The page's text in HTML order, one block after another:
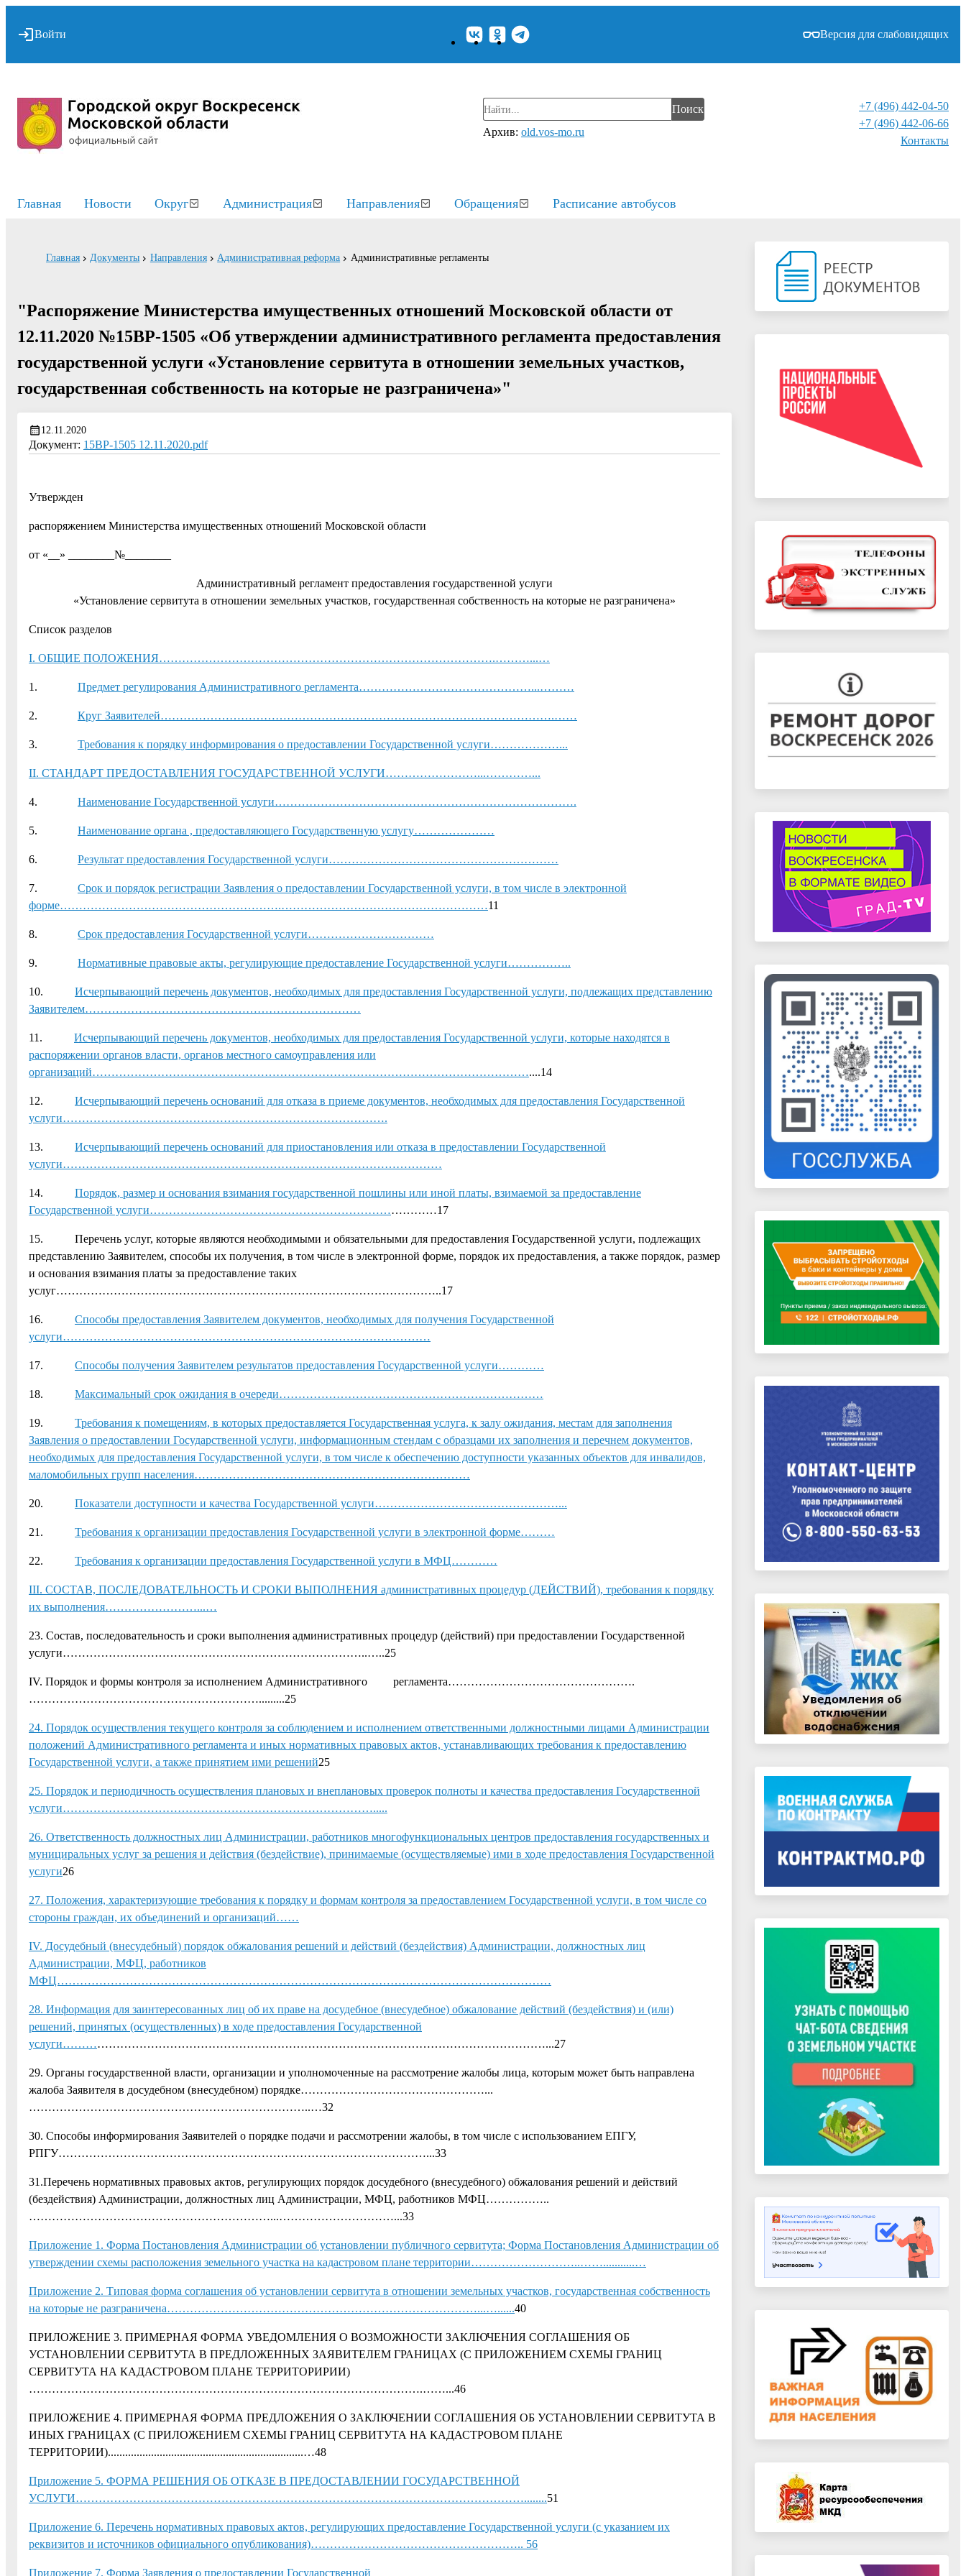
Войти Версия для слабовидящих
Поиск
Архив: old.vos-mo.ru
+7 (496) 442-04-50
+7 (496) 442-06-66
Контакты⁠
Главная Новости Округ Администрация Направления Обращения Расписание автобусов
Главная Документы Направления Административная реформа Административные регламенты
"Распоряжение Министерства имущественных отношений Московской области от
12.11.2020 №15ВР-1505 «Об утверждении административного регламента предоставления
государственной услуги «Установление сервитута в отношении земельных участков,
государственная собственность на которые не разграничена»"
12.11.2020
Документ: 15ВР-1505 12.11.2020.pdf
Утвержден
распоряжением Министерства имущественных отношений Московской области
от «__» ________№________
Административный регламент предоставления государственной услуги
«Установление сервитута в отношении земельных участков, государственная собственность на которые не разграничена»
Список разделов
I. ОБЩИЕ ПОЛОЖЕНИЯ…………………………………………………………………………….………...…
1. Предмет регулирования Административного регламента………………………………………...………
2. Круг Заявителей………………………………………………………………………………………….……
3. Требования к порядку информирования о предоставлении Государственной услуги………………...
II. СТАНДАРТ ПРЕДОСТАВЛЕНИЯ ГОСУДАРСТВЕННОЙ УСЛУГИ……………………...…………...
4. Наименование Государственной услуги…………………………………………………………………….
5. Наименование органа , предоставляющего Государственную услугу…………………
6. Результат предоставления Государственной услуги……………………………………………………
7. Срок и порядок регистрации Заявления о предоставлении Государственной услуги, в том числе в электронной
форме………………………………………………….………………………………………………11
8. Срок предоставления Государственной услуги……………………………
9. Нормативные правовые акты, регулирующие предоставление Государственной услуги……………..
10. Исчерпывающий перечень документов, необходимых для предоставления Государственной услуги, подлежащих представлению
Заявителем………………………………………………………………
11. Исчерпывающий перечень документов, необходимых для предоставления Государственной услуги, которые находятся в
распоряжении органов власти, органов местного самоуправления или
организаций……………………………………………………………………………………………………....14
12. Исчерпывающий перечень оснований для отказа в приеме документов, необходимых для предоставления Государственной
услуги………………………………………………………………………….
13. Исчерпывающий перечень оснований для приостановления или отказа в предоставлении Государственной
услуги………………………………………………………………………………………
14. Порядок, размер и основания взимания государственной пошлины или иной платы, взимаемой за предоставление
Государственной услуги…………………………………………………………………17
15. Перечень услуг, которые являются необходимыми и обязательными для предоставления Государственной услуги, подлежащих
представлению Заявителем, способы их получения, в том числе в электронной форме, порядок их предоставления, а также порядок, размер
и основания взимания платы за предоставление таких
услуг………………………………………………………………………………………..17
16. Способы предоставления Заявителем документов, необходимых для получения Государственной
услуги……………………………………………………………………………………
17. Способы получения Заявителем результатов предоставления Государственной услуги…………
18. Максимальный срок ожидания в очереди……………………………………………………………
19. Требования к помещениям, в которых предоставляется Государственная услуга, к залу ожидания, местам для заполнения
Заявления о предоставлении Государственной услуги, информационным стендам с образцами их заполнения и перечнем документов,
необходимых для предоставления Государственной услуги, в том числе к обеспечению доступности указанных объектов для инвалидов,
маломобильных групп населения………………………………………………………………
20. Показатели доступности и качества Государственной услуги…………………………………………...
21. Требования к организации предоставления Государственной услуги в электронной форме………
22. Требования к организации предоставления Государственной услуги в МФЦ…………
III. СОСТАВ, ПОСЛЕДОВАТЕЛЬНОСТЬ И СРОКИ ВЫПОЛНЕНИЯ административных процедур (ДЕЙСТВИЙ), требования к порядку
их выполнения……………………...…
23. Состав, последовательность и сроки выполнения административных процедур (действий) при предоставлении Государственной
услуги……………………………………………………………………..…..25
IV. Порядок и формы контроля за исполнением Административного регламента………………………………………….
…………………………………………………….........25
24. Порядок осуществления текущего контроля за соблюдением и исполнением ответственными должностными лицами Администрации
положений Административного регламента и иных нормативных правовых актов, устанавливающих требования к предоставлению
Государственной услуги, а также принятием ими решений25
25. Порядок и периодичность осуществления плановых и внеплановых проверок полноты и качества предоставления Государственной
услуги……………………………………………………………………….....
26. Ответственность должностных лиц Администрации, работников многофункциональных центров предоставления государственных и
мунициральных услуг за решения и действия (бездействие), принимаемые (осуществляемые) ими в ходе предоставления Государственной
услуги26
27. Положения, характеризующие требования к порядку и формам контроля за предоставлением Государственной услуги, в том числе со
стороны граждан, их объединений и организаций……
IV. Досудебный (внесудебный) порядок обжалования решений и действий (бездействия) Администрации, должностных лиц
Администрации, МФЦ, работников
МФЦ…………………………………………………………………………………………………………………
28. Информация для заинтересованных лиц об их праве на досудебное (внесудебное) обжалование действий (бездействия) и (или)
решений, принятых (осуществленных) в ходе предоставления Государственной
услуги………………………………………………………………………………………………………………...27
29. Органы государственной власти, организации и уполномоченные на рассмотрение жалобы лица, которым может быть направлена
жалоба Заявителя в досудебном (внесудебном) порядке…………………………………………...
………………………………………………………………..…32
30. Способы информирования Заявителей о порядке подачи и рассмотрении жалобы, в том числе с использованием ЕПГУ,
РПГУ……………………………………………………………………………………...33
31.Перечень нормативных правовых актов, регулирующих порядок досудебного (внесудебного) обжалования решений и действий
(бездействия) Администрации, должностных лиц Администрации, МФЦ, работников МФЦ……………..
………………………………………………………...…………………………...33
Приложение 1. Форма Постановления Администрации об установлении публичного сервитута; Форма Постановления Администрации об
утверждении схемы расположения земельного участка на кадастровом плане территории………………………..……...........…
Приложение 2. Типовая форма соглашения об установлении сервитута в отношении земельных участков, государственная собственность
на которые не разграничена………………………………………………………………………...…......40
ПРИЛОЖЕНИЕ 3. ПРИМЕРНАЯ ФОРМА УВЕДОМЛЕНИЯ О ВОЗМОЖНОСТИ ЗАКЛЮЧЕНИЯ СОГЛАШЕНИЯ ОБ
УСТАНОВЛЕНИИ СЕРВИТУТА В ПРЕДЛОЖЕННЫХ ЗАЯВИТЕЛЕМ ГРАНИЦАХ (С ПРИЛОЖЕНИЕМ СХЕМЫ ГРАНИЦ
СЕРВИТУТА НА КАДАСТРОВОМ ПЛАНЕ ТЕРРИТОРИРИИ)
………………………………………………………………………………………….……...46
ПРИЛОЖЕНИЕ 4. ПРИМЕРНАЯ ФОРМА ПРЕДЛОЖЕНИЯ О ЗАКЛЮЧЕНИИ СОГЛАШЕНИЯ ОБ УСТАНОВЛЕНИИ СЕРВИТУТА В
ИНЫХ ГРАНИЦАХ (С ПРИЛОЖЕНИЕМ СХЕМЫ ГРАНИЦ СЕРВИТУТА НА КАДАСТРОВОМ ПЛАНЕ
ТЕРРИТОРИИ)....................................................................…48
Приложение 5. ФОРМА РЕШЕНИЯ ОБ ОТКАЗЕ В ПРЕДОСТАВЛЕНИИ ГОСУДАРСТВЕННОЙ
УСЛУГИ………………………………………………………………………………………………………........51
Приложение 6. Перечень нормативных правовых актов, регулирующих предоставление Государственной услуги (с указанием их
реквизитов и источников официального опубликования)……………………………………………….. 56
Приложение 7. Форма Заявления о предоставлении Государственной